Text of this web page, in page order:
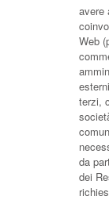
avere
Web
terzi,
da
dei